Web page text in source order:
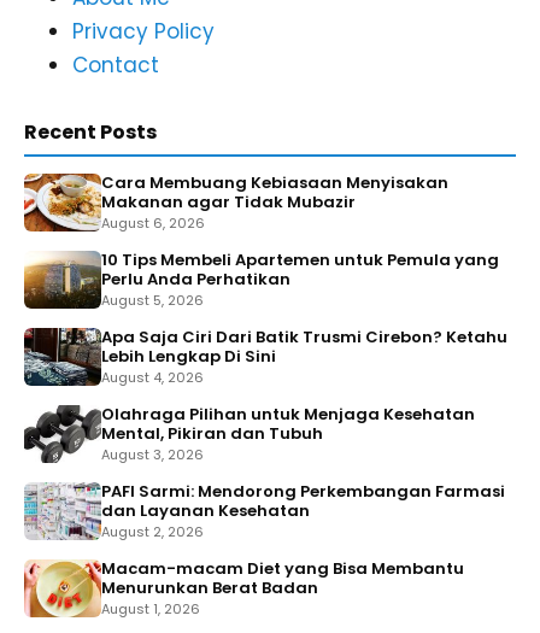
Privacy Policy
Contact
Recent Posts
Cara Membuang Kebiasaan Menyisakan
Makanan agar Tidak Mubazir
August 6, 2026
10 Tips Membeli Apartemen untuk Pemula yang
Perlu Anda Perhatikan
August 5, 2026
Apa Saja Ciri Dari Batik Trusmi Cirebon? Ketahu
Lebih Lengkap Di Sini
August 4, 2026
Olahraga Pilihan untuk Menjaga Kesehatan
Mental, Pikiran dan Tubuh
August 3, 2026
PAFI Sarmi: Mendorong Perkembangan Farmasi
dan Layanan Kesehatan
August 2, 2026
Macam-macam Diet yang Bisa Membantu
Menurunkan Berat Badan
August 1, 2026